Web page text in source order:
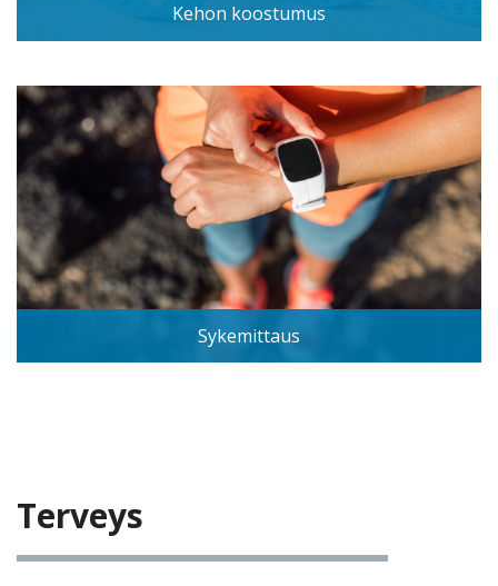
Kehon koostumus
Sykemittaus
Terveys